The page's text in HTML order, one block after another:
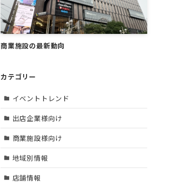
商業施設の最新動向
カテゴリー
イベントトレンド
出店企業様向け
商業施設様向け
地域別情報
店舗情報